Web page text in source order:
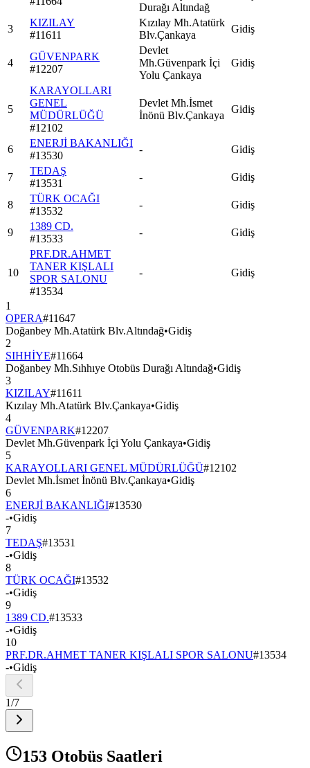
Durağı Altındağ
3
KIZILAY
#11611
Kızılay Mh.Atatürk
Blv.Çankaya
Gidiş
4
GÜVENPARK
#12207
Devlet
Mh.Güvenpark İçi
Yolu Çankaya
Gidiş
5
KARAYOLLARI
GENEL
MÜDÜRLÜĞÜ
#12102
Devlet Mh.İsmet
İnönü Blv.Çankaya
Gidiş
6
ENERJİ BAKANLIĞI
#13530
- Gidiş
7
TEDAŞ
#13531
- Gidiş
8
TÜRK OCAĞI
#13532
- Gidiş
9
1389 CD.
#13533
- Gidiş
10
PRF.DR.AHMET
TANER KIŞLALI
SPOR SALONU
#13534
- Gidiş
1
OPERA#11647
Doğanbey Mh.Atatürk Blv.Altındağ•Gidiş
2
SIHHİYE#11664
Doğanbey Mh.Sıhhıye Otobüs Durağı Altındağ•Gidiş
3
KIZILAY#11611
Kızılay Mh.Atatürk Blv.Çankaya•Gidiş
4
GÜVENPARK#12207
Devlet Mh.Güvenpark İçi Yolu Çankaya•Gidiş
5
KARAYOLLARI GENEL MÜDÜRLÜĞÜ#12102
Devlet Mh.İsmet İnönü Blv.Çankaya•Gidiş
6
ENERJİ BAKANLIĞI#13530
-•Gidiş
7
TEDAŞ#13531
-•Gidiş
8
TÜRK OCAĞI#13532
-•Gidiş
9
1389 CD.#13533
-•Gidiş
10
PRF.DR.AHMET TANER KIŞLALI SPOR SALONU#13534
-•Gidiş
1/7
153 Otobüs Saatleri